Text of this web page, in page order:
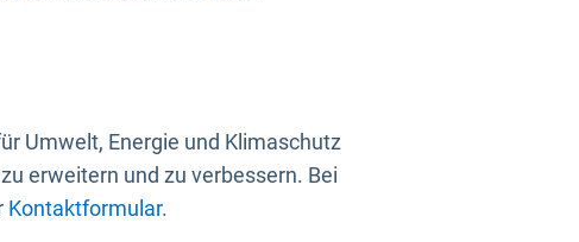
Umwelt, Energie und Klimaschutz
erweitern und zu verbessern. Bei
Kontaktformular.